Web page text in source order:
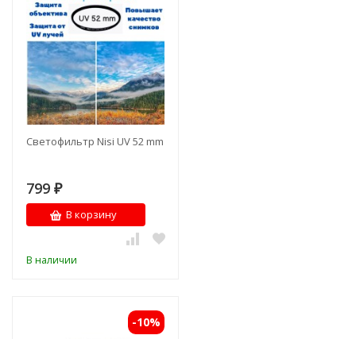
Светофильтр Nisi UV 52 mm
799 ₽
В корзину
В наличии
-10%